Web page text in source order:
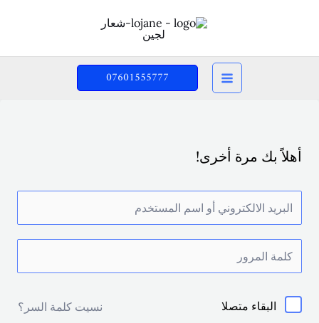
07601555777
أهلاً بك مرة أخرى!
البقاء متصلا نسيت كلمة السر؟